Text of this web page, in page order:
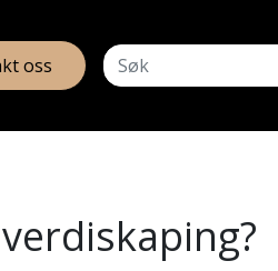
oss